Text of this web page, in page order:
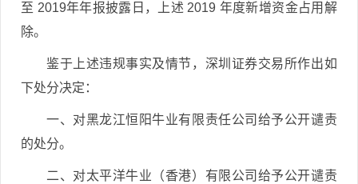
至 2019年年报披露日，上述 2019 年度新增资金占用解
除。
鉴于上述违规事实及情节，深圳证券交易所作出如
下处分决定：
一、对黑龙江恒阳牛业有限责任公司给予公开谴责
的处分。
二、对太平洋牛业（香港）有限公司给予公开谴责